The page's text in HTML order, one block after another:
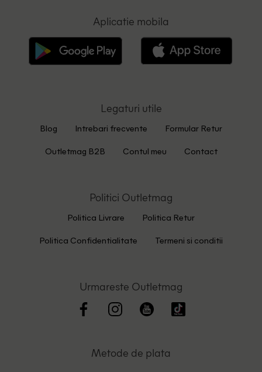
Aplicatie mobila
Legaturi utile
Blog Intrebari frecvente Formular Retur
Outletmag B2B Contul meu Contact
Politici Outletmag
Politica Livrare Politica Retur
Politica Confidentialitate Termeni si conditii
Urmareste Outletmag
Metode de plata